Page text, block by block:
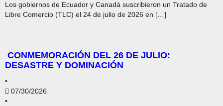
Los gobiernos de Ecuador y Canadá suscribieron un Tratado de
Libre Comercio (TLC) el 24 de julio de 2026 en […]
CONMEMORACIÓN DEL 26 DE JULIO:
DESASTRE Y DOMINACIÓN
•
07/30/2026
•